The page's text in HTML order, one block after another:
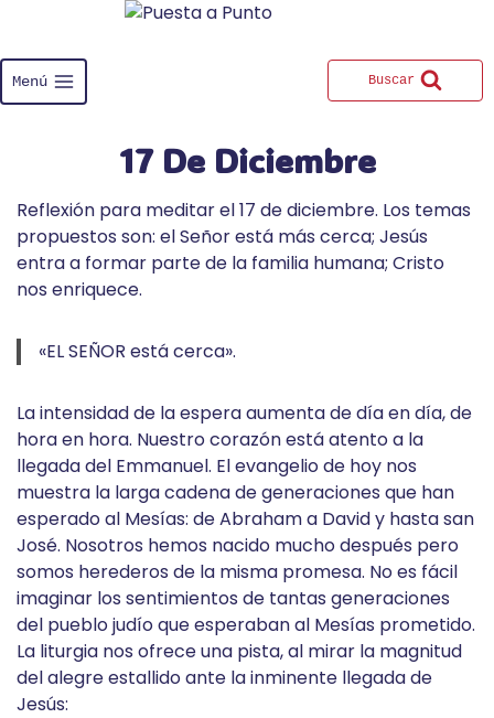
contenido
Menú Buscar
17 De Diciembre
Reflexión para meditar el 17 de diciembre. Los temas
propuestos son: el Señor está más cerca; Jesús
entra a formar parte de la familia humana; Cristo
nos enriquece.
«EL SEÑOR está cerca».
La intensidad de la espera aumenta de día en día, de
hora en hora. Nuestro corazón está atento a la
llegada del Emmanuel. El evangelio de hoy nos
muestra la larga cadena de generaciones que han
esperado al Mesías: de Abraham a David y hasta san
José. Nosotros hemos nacido mucho después pero
somos herederos de la misma promesa. No es fácil
imaginar los sentimientos de tantas generaciones
del pueblo judío que esperaban al Mesías prometido.
La liturgia nos ofrece una pista, al mirar la magnitud
del alegre estallido ante la inminente llegada de
Jesús: